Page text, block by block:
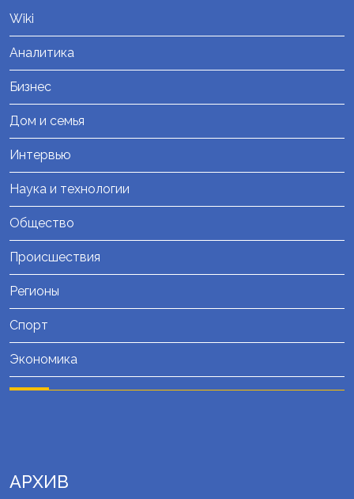
Wiki
Аналитика
Бизнес
Дом и семья
Интервью
Наука и технологии
Общество
Происшествия
Регионы
Спорт
Экономика
АРХИВ